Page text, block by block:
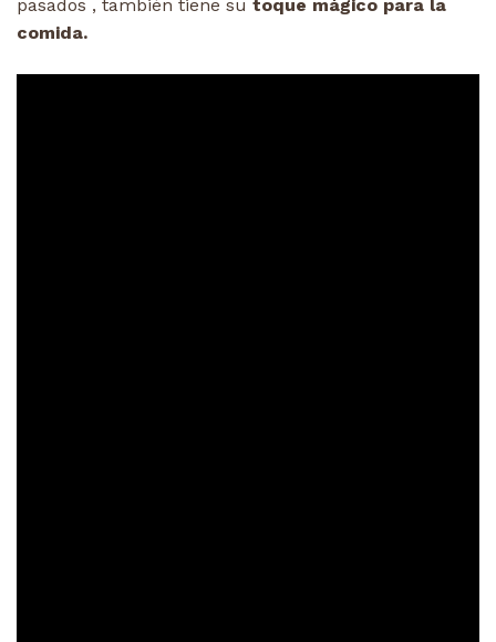
pasados , también tiene su toque mágico para la
comida.